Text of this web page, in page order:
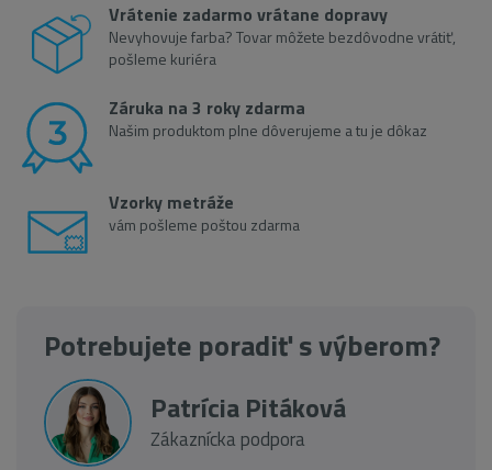
Vrátenie zadarmo vrátane dopravy
Nevyhovuje farba? Tovar môžete bezdôvodne vrátiť,
pošleme kuriéra
Záruka na 3 roky zdarma
Našim produktom plne dôverujeme a tu je dôkaz
Vzorky metráže
vám pošleme poštou zdarma
Potrebujete poradiť s výberom?
Patrícia Pitáková
Zákaznícka podpora